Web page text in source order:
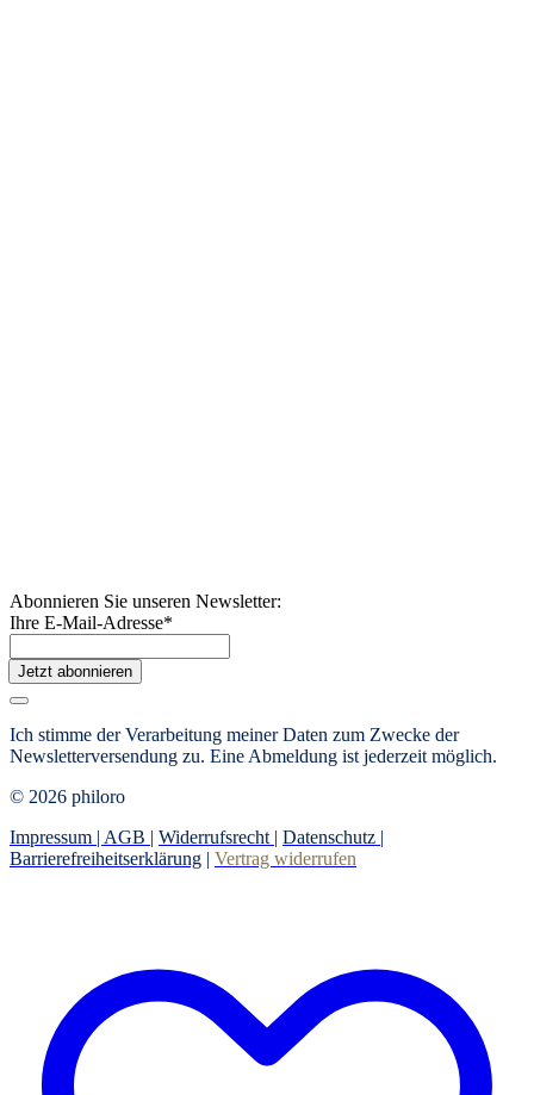
Abonnieren Sie unseren Newsletter:
Ihre E-Mail-Adresse*
Jetzt abonnieren
Ich stimme der Verarbeitung meiner Daten zum Zwecke der
Newsletterversendung zu. Eine Abmeldung ist jederzeit möglich.
© 2026 philoro
Impressum | AGB | Widerrufsrecht | Datenschutz |
Barrierefreiheitserklärung | Vertrag widerrufen